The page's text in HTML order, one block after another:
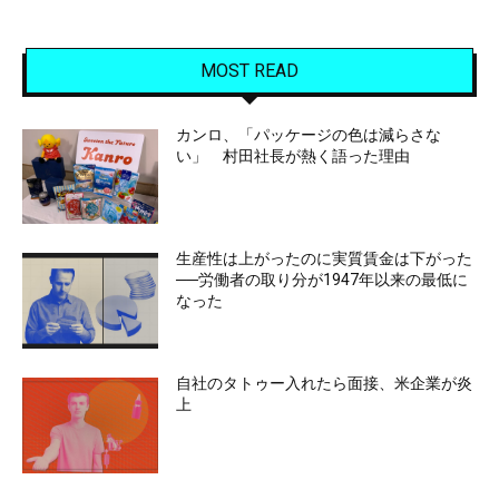
MOST READ
カンロ、「パッケージの色は減らさな
い」 村田社長が熱く語った理由
生産性は上がったのに実質賃金は下がった
──労働者の取り分が1947年以来の最低に
なった
自社のタトゥー入れたら面接、米企業が炎
上